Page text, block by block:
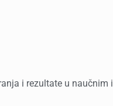
i rezultate u naučnim i